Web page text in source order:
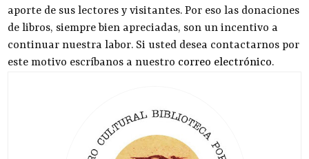
aporte de sus lectores y visitantes. Por eso las donaciones
de libros, siempre bien apreciadas, son un incentivo a
continuar nuestra labor. Si usted desea contactarnos por
este motivo escríbanos a nuestro correo electrónico.